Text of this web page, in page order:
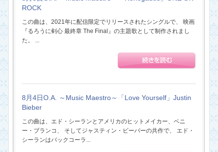
ROCK
この曲は、2021年に配信限定でリリースされたシングルで、 映画
『るろうに剣心 最終章 The Final』の主題歌として制作されまし
た。 ...
8月4日O.A. ～Music Maestro～「Love Yourself」Justin
Bieber
この曲は、エド・シーランとアメリカのヒットメイカー、ベニ
ー・ブランコ、 そしてジャスティン・ビーバーの共作で、 エド・
シーランはバックコーラ...